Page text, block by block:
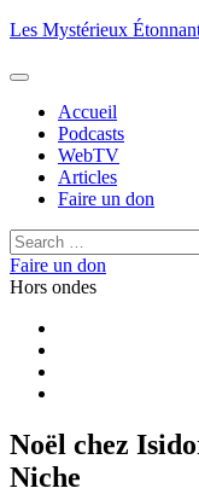
Aller
contenu
Les Mystérieux
Accueil
Podcasts
WebTV
Articles
Faire un don
Rechercher :
Faire un don
Hors ondes
Noël chez
Niche